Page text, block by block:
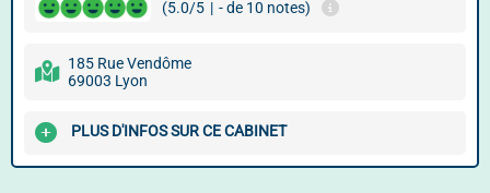
(5.0/5 | - de 10 notes)
185 Rue Vendôme
69003 Lyon
PLUS D'INFOS SUR CE CABINET